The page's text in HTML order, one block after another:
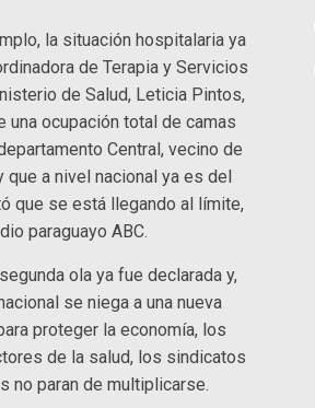
la situación hospitalaria ya
de Terapia y Servicios
de Salud, Leticia Pintos,
una ocupación total de camas
Central, vecino de
que a nivel nacional ya es del
que se está llegando al límite,
paraguayo ABC.
ola ya fue declarada y,
se niega a una nueva
proteger la economía, los
de la salud, los sindicatos
no paran de multiplicarse.